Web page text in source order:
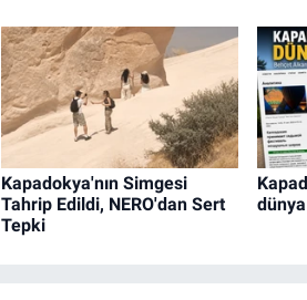
Kapadokya'nın Simgesi
Tahrip Edildi, NERO'dan Sert
Tepki